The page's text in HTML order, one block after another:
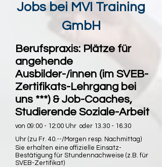
Jobs bei MVI Training
GmbH
Berufspraxis: Plätze für
angehende
Ausbilder-/innen (im SVEB-
Zertifikats-Lehrgang bei
uns ***) & Job-Coaches,
Studierende Soziale-Arbeit
von 09:00 - 12:00 Uhr oder 13.30 - 16.30
Uhr (zu Fr. 40.--/Morgen resp. Nachmittag)
Sie erhalten eine offizielle Einsatz-
Bestätigung für Stundennachweise (z.B. für
SVEB-Zertifikat)